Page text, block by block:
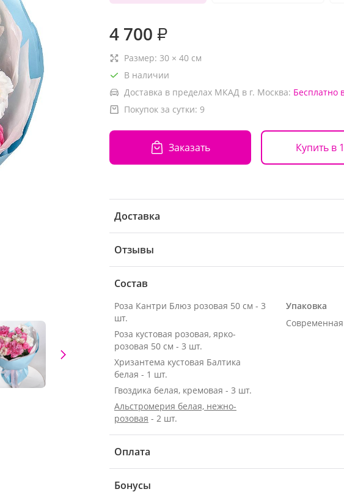
4 700 ₽
Размер: 30 × 40 см
В наличии
Доставка в пределах МКАД в г. Москва: Бесплатно
Покупок за сутки: 9
Заказать Купить в
Доставка
Отзывы
Состав
Роза Кантри Блюз розовая 50 см - 3
шт.
Роза кустовая розовая, ярко-
розовая 50 см - 3 шт.
Хризантема кустовая Балтика
белая - 1 шт.
Гвоздика белая, кремовая - 3 шт.
Альстромерия белая, нежно-
розовая - 2 шт.
Упаковка
Современная
Оплата
Бонусы